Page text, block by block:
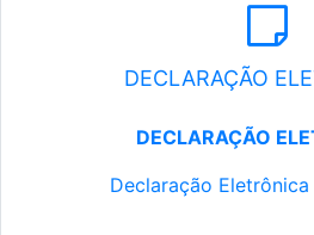
DECLARAÇÃO
DECLARAÇÃO
Declaração